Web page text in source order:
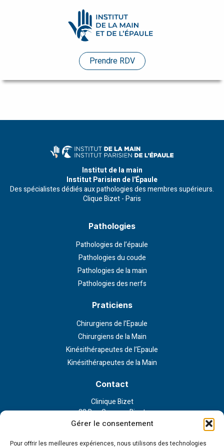
Gérer le consentement
Pour offrir les meilleures expériences, nous utilisons des technologies
Prendre RDV
Institut de la main
Institut Parisien de l'Épaule
Des spécialistes dédiés aux pathologies des membres supérieurs.
Clique Bizet - Paris
Pathologies
Pathologies de l’épaule
Pathologies du coude
Pathologies de la main
Pathologies des nerfs
Praticiens
Chirurgiens de l’Epaule
Chirurgiens de la Main
Kinésithérapeutes de l’Epaule
Kinésithérapeutes de la Main
Contact
Clinique Bizet
23 Rue Georges Bizet
75116 Paris
Praticiens
Etudes